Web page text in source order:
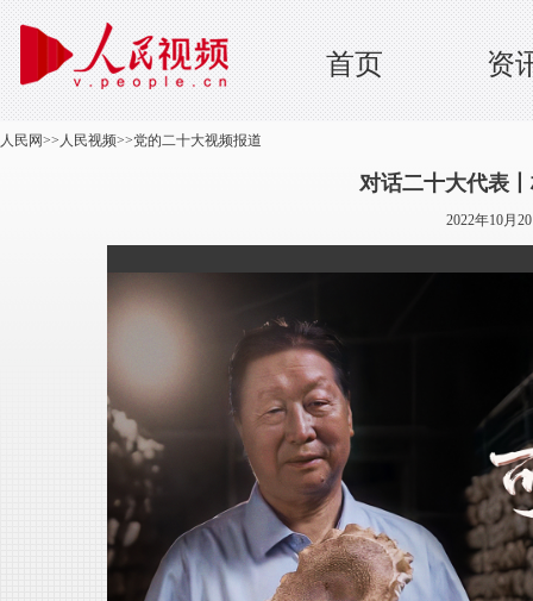
首页 资
人民网>> 人民视频>>党的二十大视频报道
对话二十大代表
2022年10月